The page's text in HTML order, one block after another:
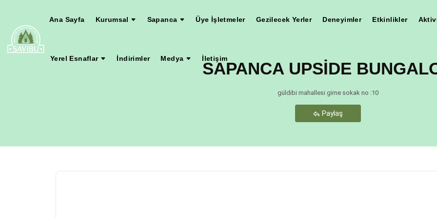
Ana Sayfa Kurumsal Sapanca Üye İşletmeler Gezilecek Yerler Deneyimler Etkinlikler
Yerel Esnaflar İndirimler Medya İletişim
SAPANCA UPSİDE
güldibi mahallesi girne sokak no :10
Paylaş
Teşekkür Ederiz